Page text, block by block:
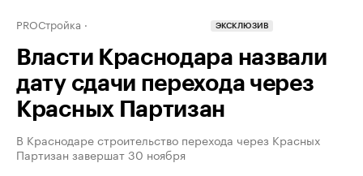
PROСтройка ЭКСКЛЮЗИВ
Власти Краснодара назвали
дату сдачи перехода через
Красных Партизан
В Краснодаре строительство перехода через Красных
Партизан завершат 30 ноября